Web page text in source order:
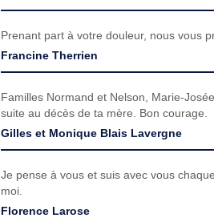
Prenant part à votre douleur, nous vous
Francine Therrien
Familles Normand et Nelson, Marie-
suite au décès de ta mère. Bon courage.
Gilles et Monique Blais Lavergne
Je pense à vous et suis avec vous
moi.
Florence Larose